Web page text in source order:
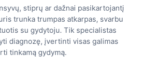
stiprų ar dažnai pasikartojantį
trunka trumpas atkarpas, svarbu
su gydytoju. Tik specialistas
diagnozę, įvertinti visas galimas
tinkamą gydymą.